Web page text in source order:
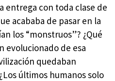
entrega con toda clase de
acababa de pasar en la
los “monstruos”? ¿Qué
evolucionado de esa
quedaban
últimos humanos solo